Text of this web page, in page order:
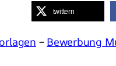
twittern
– Bewerbung